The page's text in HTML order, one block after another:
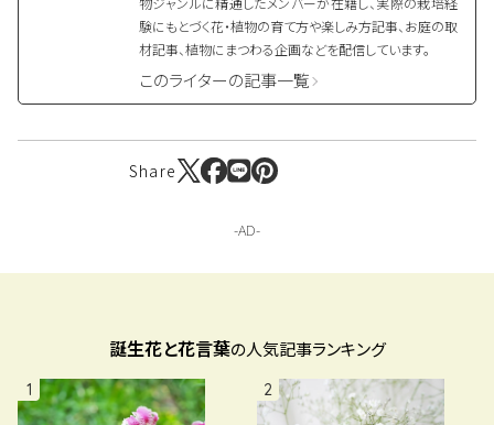
験にもとづく花・植物の育て方や楽しみ方記事、お庭の取
材記事、植物にまつわる企画などを配信しています。
このライターの記事一覧
Share
誕生花と花言葉の人気記事ランキング
1 2